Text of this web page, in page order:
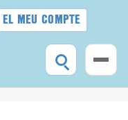
EL MEU COMPTE